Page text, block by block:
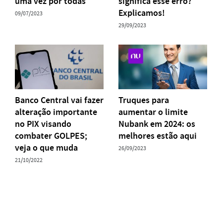
09/07/2023
Explicamos!
29/09/2023
Banco Central vai fazer
alteração importante
no PIX visando
combater GOLPES;
veja o que muda
21/10/2022
Truques para
aumentar o limite
Nubank em 2024: os
melhores estão aqui
26/09/2023